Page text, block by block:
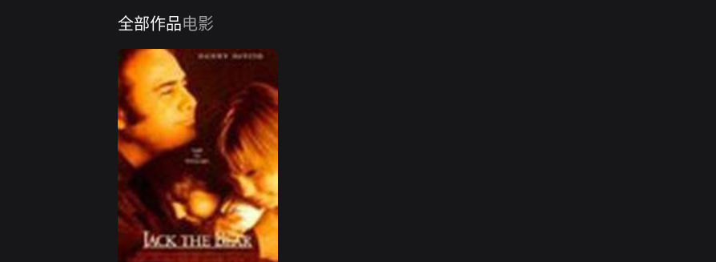
全部作品电影